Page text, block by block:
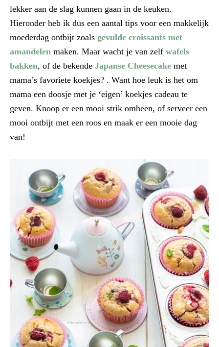
lekker aan de slag kunnen gaan in de keuken.
Hieronder heb ik dus een aantal tips voor een makkelijk
moederdag ontbijt zoals gevulde croissants met
amandelen maken. Maar wacht je van zelf wafels
bakken, of de bekende Japanse Cheesecake met
mama’s favoriete koekjes? . Want hoe leuk is het om
mama een doosje met je ‘eigen’ koekjes cadeau te
geven. Knoop er een mooi strik omheen, of serveer een
mooi ontbijt met een roos en maak er een mooie dag
van!